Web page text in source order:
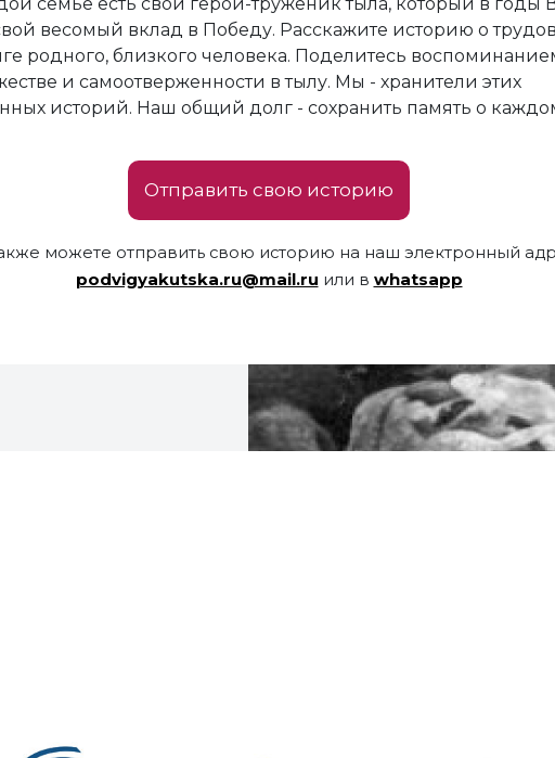
весомый вклад в Победу. Расскажите историю о
родного, близкого человека. Поделитесь
и самоотверженности в тылу. Мы - хранители этих
историй. Наш общий долг - сохранить память о
Отправить свою историю
можете отправить свою историю на наш электронный
podvigyakutska.ru@mail.ru или в whatsapp